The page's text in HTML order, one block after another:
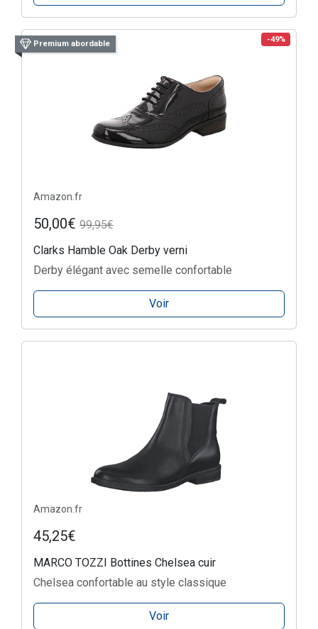
Premium abordable -49%
Amazon.fr
50,00€ 99,95€
Clarks Hamble Oak Derby verni
Derby élégant avec semelle confortable
Voir
Amazon.fr
45,25€
MARCO TOZZI Bottines Chelsea cuir
Chelsea confortable au style classique
Voir